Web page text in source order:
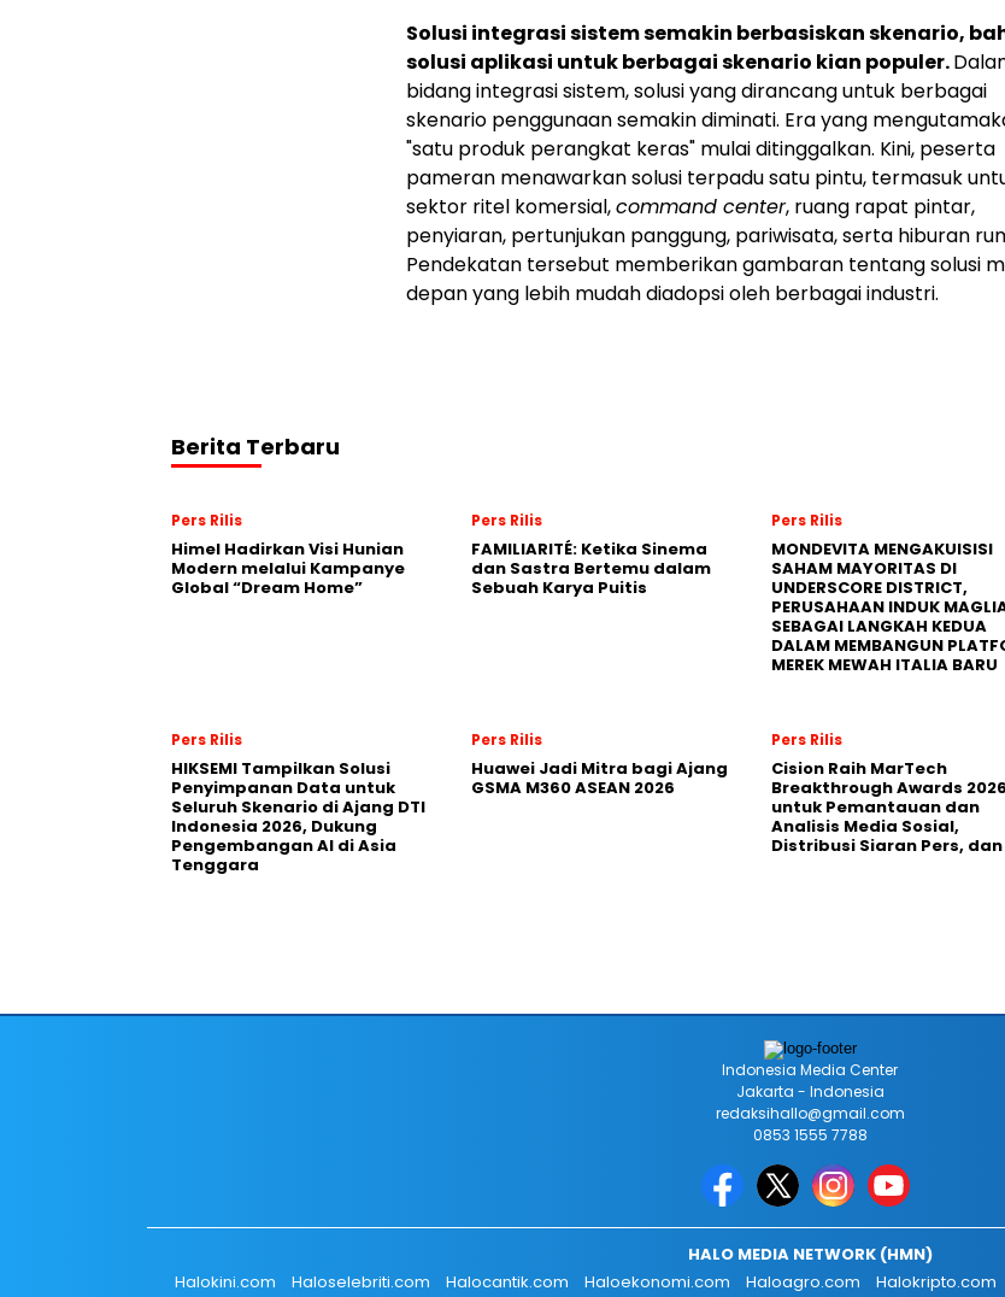
Solusi integrasi sistem semakin berbasiskan skenario,
solusi aplikasi untuk berbagai skenario kian populer.
bidang integrasi sistem, solusi yang dirancang untuk berbagai
skenario penggunaan semakin diminati. Era yang
"satu produk perangkat keras" mulai ditinggalkan. Kini, peserta
pameran menawarkan solusi terpadu satu pintu, termasuk
sektor ritel komersial,command center, ruang rapat pintar,
penyiaran, pertunjukan panggung, pariwisata, serta hiburan
Pendekatan tersebut memberikan gambaran tentang solusi
depan yang lebih mudah diadopsi oleh berbagai industri.
Berita Terbaru
Pers Rilis
Himel Hadirkan Visi Hunian
Modern melalui Kampanye
Global “Dream Home”
Pers Rilis
FAMILIARITÉ: Ketika Sinema
dan Sastra Bertemu dalam
Sebuah Karya Puitis
Pers Rilis
MONDEVITA MENGAKUISISI
SAHAM MAYORITAS DI
UNDERSCORE DISTRICT,
PERUSAHAAN INDUK
SEBAGAI LANGKAH KEDUA
DALAM MEMBANGUN
MEREK MEWAH ITALIA BARU
Pers Rilis
HIKSEMI Tampilkan Solusi
Penyimpanan Data untuk
Seluruh Skenario di Ajang DTI
Indonesia 2026, Dukung
Pengembangan AI di Asia
Tenggara
Pers Rilis
Huawei Jadi Mitra bagi Ajang
GSMA M360 ASEAN 2026
Pers Rilis
Cision Raih MarTech
Breakthrough Awards 2026
untuk Pemantauan dan
Analisis Media Sosial,
Distribusi Siaran Pers, dan
Indonesia Media Center
Jakarta - Indonesia
redaksihallo@gmail.com
0853 1555 7788
HALO MEDIA NETWORK (HMN)
Halokini.com
Haloselebriti.com Halocantik.com Haloekonomi.com Haloagro.com Halokripto.com